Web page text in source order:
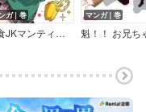
ガ｜巻
肉食JKマンティス秋山 ～むしむし料理研究部！～
マンガ｜巻